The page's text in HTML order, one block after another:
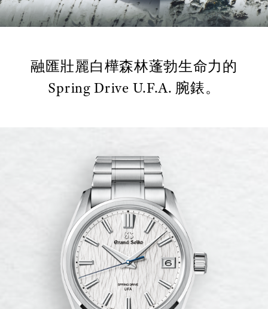
融匯壯麗白樺森林蓬勃生命力的
Spring Drive U.F.A. 腕錶。